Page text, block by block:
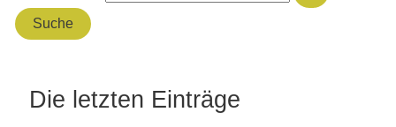
Die letzten Einträge